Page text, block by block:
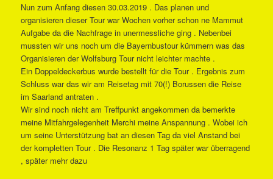
Nun zum Anfang diesen 30.03.2019 . Das planen und
organisieren dieser Tour war Wochen vorher schon ne Mammut
Aufgabe da die Nachfrage in unermessliche ging . Nebenbei
mussten wir uns noch um die Bayernbustour kümmern was das
Organisieren der Wolfsburg Tour nicht leichter machte .
Ein Doppeldeckerbus wurde bestellt für die Tour . Ergebnis zum
Schluss war das wir am Reisetag mit 70(!) Borussen die Reise
im Saarland antraten .
Wir sind noch nicht am Treffpunkt angekommen da bemerkte
meine Mitfahrgelegenheit Merchi meine Anspannung . Wobei ich
um seine Unterstützung bat an diesen Tag da viel Anstand bei
der kompletten Tour . Die Resonanz 1 Tag später war überragend
, später mehr dazu